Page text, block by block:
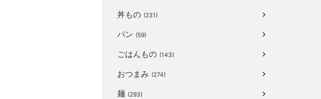
丼もの (231)
パン (59)
ごはんもの (143)
おつまみ (274)
麺 (293)